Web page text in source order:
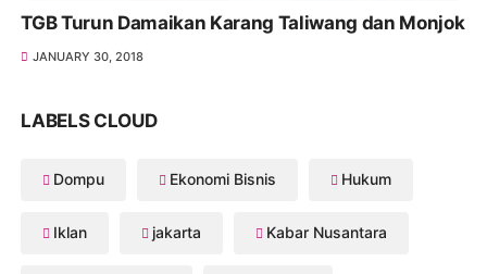
TGB Turun Damaikan Karang Taliwang dan Monjok
JANUARY 30, 2018
LABELS CLOUD
Dompu Ekonomi Bisnis Hukum
Iklan jakarta Kabar Nusantara